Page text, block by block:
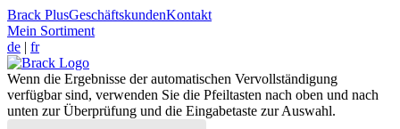
Brack PlusGeschäftskundenKontakt
Mein Sortiment
de | fr
Wenn die Ergebnisse der automatischen Vervollständigung
verfügbar sind, verwenden Sie die Pfeiltasten nach oben und nach
unten zur Überprüfung und die Eingabetaste zur Auswahl.